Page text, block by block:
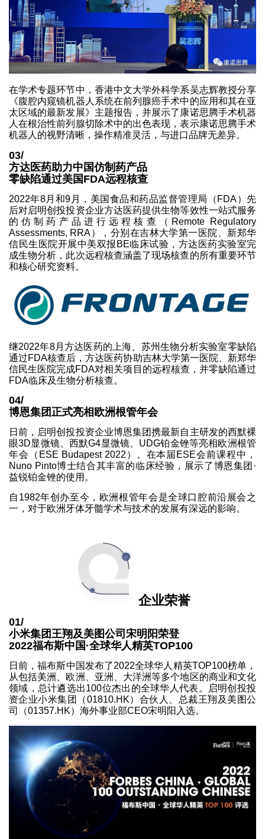
在学术专题环节中，香港中文大学外科学系吴志辉教授分享
《腹腔内窥镜机器人系统在前列腺癌手术中的应用和其在亚
太区域的最新发展》主题报告，并展示了康诺思腾手术机器
人在根治性前列腺切除术中的出色表现，表示康诺思腾手术
机器人的视野清晰，操作精准灵活，与进口品牌无差异。
03/
方达医药助力中国仿制药产品
零缺陷通过美国FDA远程核查
2022年8月和9月，美国食品和药品监督管理局（FDA）先
后对启明创投投资企业方达医药提供生物等效性一站式服务
的仿制药产品进行远程核查（Remote Regulatory
Assessments, RRA），分别在吉林大学第一医院、新郑华
信民生医院开展中美双报BE临床试验，方达医药实验室完
成生物分析，此次远程核查涵盖了现场核查的所有重要环节
和核心研究资料。
继2022年8月方达医药的上海、苏州生物分析实验室零缺陷
通过FDA核查后，方达医药协助吉林大学第一医院、新郑华
信民生医院完成FDA对相关项目的远程核查，并零缺陷通过
FDA临床及生物分析核查。
04/
博恩集团正式亮相欧洲根管年会
日前，启明创投投资企业博恩集团携最新自主研发的西默裸
眼3D显微镜、西默G4显微镜、UDG铂金锉等亮相欧洲根管
年会（ESE Budapest 2022）。在本届ESE会前课程中，
Nuno Pinto博士结合其丰富的临床经验，展示了博恩集团·
益锐铂金锉的使用。
自1982年创办至今，欧洲根管年会是全球口腔前沿展会之
一，对于欧洲牙体牙髓学术与技术的发展有深远的影响。
企业荣誉
01/
小米集团王翔及美图公司宋明阳荣登
2022福布斯中国·全球华人精英TOP100
日前，福布斯中国发布了2022全球华人精英TOP100榜单，
从包括美洲、欧洲、亚洲、大洋洲等多个地区的商业和文化
领域，总计遴选出100位杰出的全球华人代表。启明创投投
资企业小米集团（01810.HK）合伙人、总裁王翔及美图公
司（01357.HK）海外事业部CEO宋明阳入选。